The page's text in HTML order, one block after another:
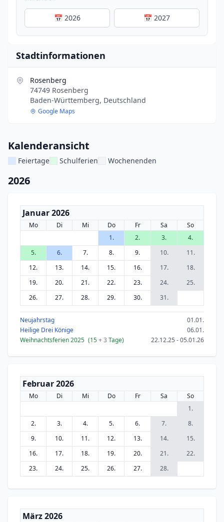
📅 2026 📅 2027
Stadtinformationen
Rosenberg
74749 Rosenberg
Baden-Württemberg, Deutschland
Google Maps
Kalenderansicht
Feiertage Schulferien Wochenenden
2026
Januar 2026
Mo Di Mi Do Fr Sa
So
1.
2. 3.
4.
5.
6. 7. 8. 9. 10.
11.
12.
13. 14. 15. 16. 17.
18.
19.
20. 21. 22. 23. 24.
25.
26.
27. 28. 29. 30. 31.
Neujahrstag
01.01.
Heilige Drei Könige
06.01.
Weihnachtsferien 2025 (15+ 3 Tage) 22.12.25 - 05.01.26
Februar 2026
Mo Di Mi Do Fr Sa
So
1.
2.
3. 4. 5. 6. 7.
8.
9.
10. 11. 12. 13. 14.
15.
16.
17. 18. 19. 20. 21.
22.
23.
24. 25. 26. 27. 28.
März 2026